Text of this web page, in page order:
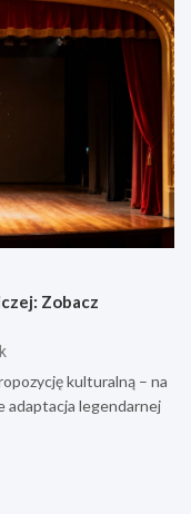
Zobacz
kulturalną – na
adaptacja legendarnej